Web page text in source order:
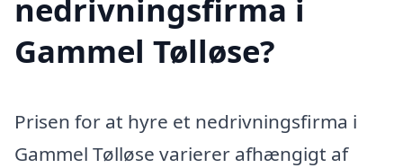
nedrivningsfirma i
Gammel Tølløse?
Prisen for at hyre et nedrivningsfirma i
Gammel Tølløse varierer afhængigt af